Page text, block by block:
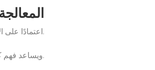
4.
اعتمادًا على الاستخدام المطلوب، قد تخضع اللفائف لعمليات إضافية مثل الجلفنة أو الدرفلة الباردة أو الطلاء.
ويساعد فهم كيفية تصنيع لفائف الصلب الشركات على اختيار المواد المناسبة لاحتياجاتها الصناعية المختلفة.